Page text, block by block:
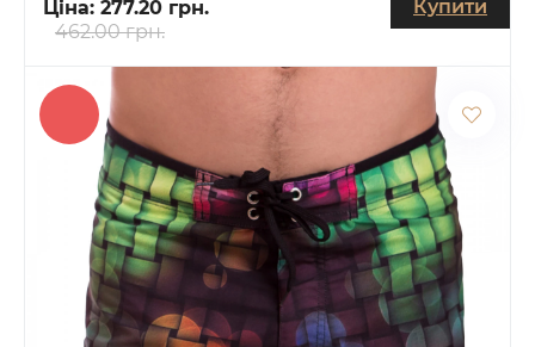
Ціна: 277.20 грн.
462.00 грн.
Купити